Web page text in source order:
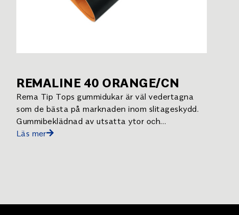
REMALINE 40 ORANGE/CN
Rema Tip Tops gummidukar är väl vedertagna
som de bästa på marknaden inom slitageskydd.
Gummibeklädnad av utsatta ytor och
komponenter minskar risken för driftstopp och
Läs mer